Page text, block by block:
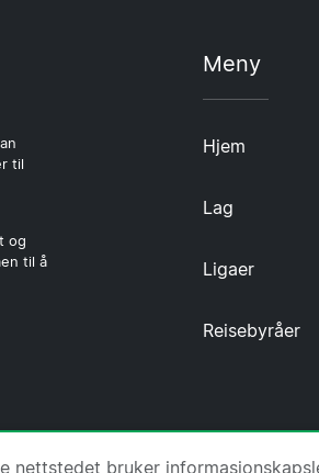
til
og
til å
Meny
Hjem
Lag
Ligaer
Reisebyråer
·Om oss·Kontakt oss·
nettstedet bruker